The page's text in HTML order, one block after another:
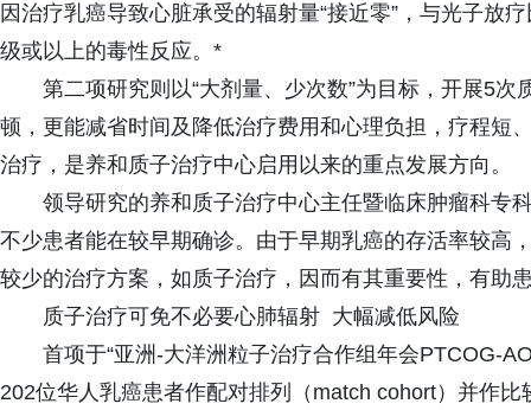
因治疗乳癌导致心脏承受的辐射量“接近零”，与光子放
级或以上的毒性反应。*
第二项研究则以“大剂量、少次数”为目标，开展5
顿，更能减省时间及降低治疗费用和心理负担，疗程短
治疗，是养和质子治疗中心启用以来的重点发展方向。
领导研究的养和质子治疗中心主任暨临床肿瘤科专
不少患者能在较早期确诊。由于早期乳癌的存活率较高
较少的治疗方案，如质子治疗，因而有其重要性，有助
质子治疗可免不必要心肺辐射 大幅减低风险
首项于“亚洲-大洋洲粒子治疗合作组年会PTCOG-
202位华人乳癌患者作配对排列（match cohort）并作